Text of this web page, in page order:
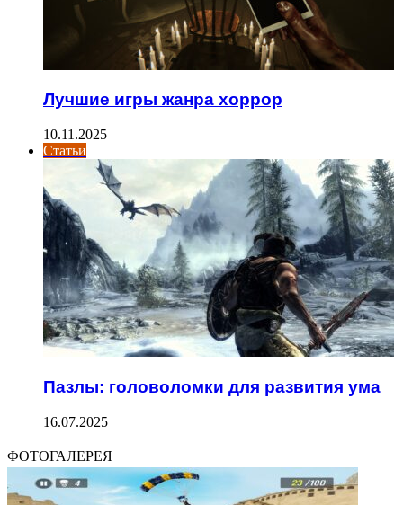
Лучшие игры жанра хоррор
10.11.2025
Статьи
Пазлы: головоломки для развития ума
16.07.2025
ФОТОГАЛЕРЕЯ